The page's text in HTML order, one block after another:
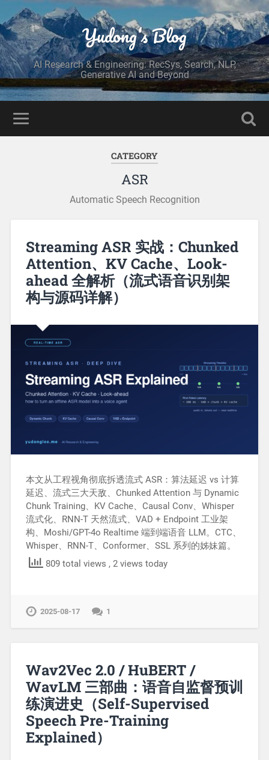
Yudong‘s Blog
AI Research & Engineering: RecSys, Search, NLP,
Generative AI and Beyond
CATEGORY
ASR
Automatic Speech Recognition
Streaming ASR 实战：Chunked
Attention、KV Cache、Look-
ahead 全解析（流式语音识别架
构与源码详解）
本文从工程视角彻底拆透流式 ASR：算法延迟 vs 计算
延迟、流式三大天敌、Chunked Attention 与 Dynamic
Chunk Training、KV Cache、Causal Conv、Whisper
流式化、RNN-T 天然流式、VAD + Endpoint 工业架
构、Moshi/GPT-4o Realtime 端到端语音 LLM。CTC、
Whisper、RNN-T、Conformer、SSL 系列的姊妹篇。
809 total views , 2 views today
2025-08-17 1
Wav2Vec 2.0 / HuBERT /
WavLM 三部曲：语音自监督预训
练演进史（Self-Supervised
Speech Pre-Training
Explained）